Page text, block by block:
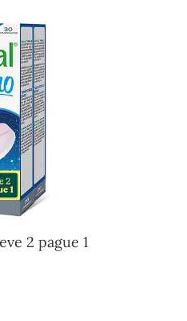
2 pague 1